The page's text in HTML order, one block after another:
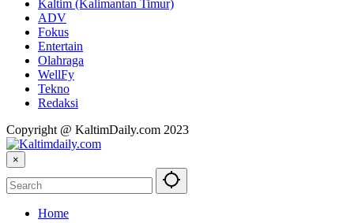
Kaltim (Kalimantan Timur)
ADV
Fokus
Entertain
Olahraga
WellFy
Tekno
Redaksi
Copyright @ KaltimDaily.com 2023
×
Home